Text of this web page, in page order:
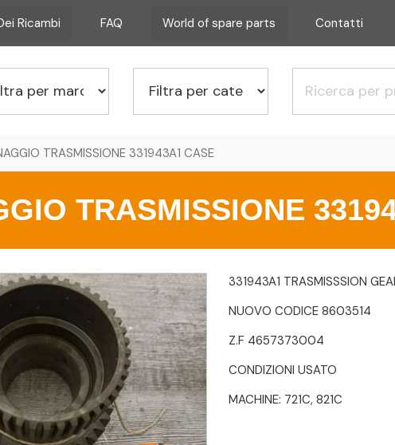
Ricambi FAQ World of spare parts Contatti
TRASMISSIONE 331943A1 CASE
TRASMISSIONE
331943A1 TRASMISSSION
NUOVO CODICE 8603514
Z.F 4657373004
CONDIZIONI USATO
MACHINE: 721C, 821C